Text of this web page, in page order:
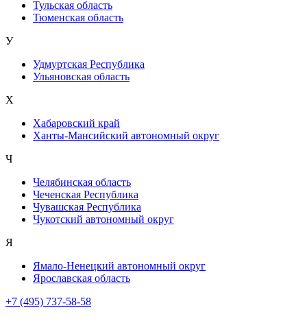
Тульская область
Тюменская область
У
Удмуртская Республика
Ульяновская область
Х
Хабаровский край
Ханты-Мансийский автономный округ
Ч
Челябинская область
Чеченская Республика
Чувашская Республика
Чукотский автономный округ
Я
Ямало-Ненецкий автономный округ
Ярославская область
+7 (495) 737-58-58